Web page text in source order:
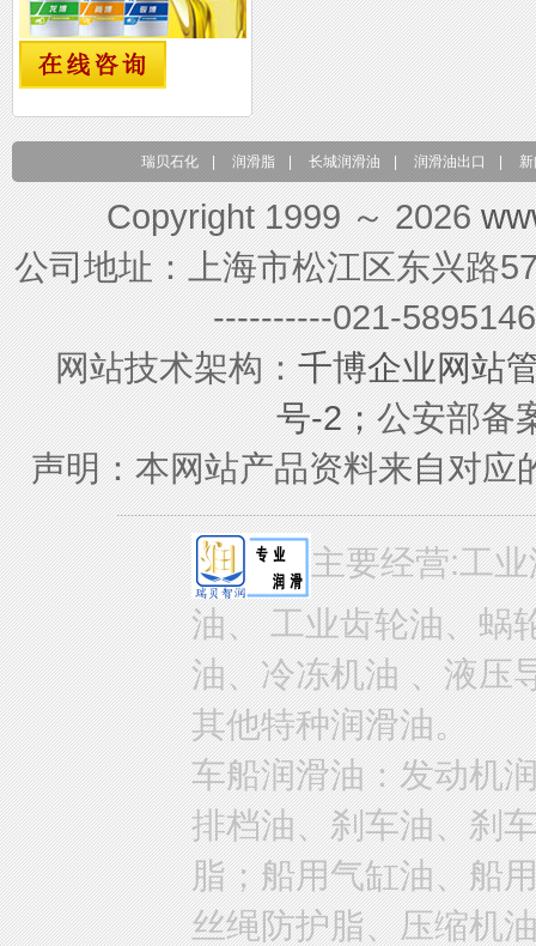
瑞贝石化 润滑脂 长城润滑油 润滑油出口
Copyright 1999 ～ 2026
公司地址：上海市松江区东兴路
----------021-
网站技术架构：千博企业网站
号-2；公安部备
声明：本网站产品资料来自对
主要经营:工
油、 工业齿轮油、蜗
油、冷冻机油 、液压
其他特种润滑油。
车船润滑油：发动机
排档油、刹车油、刹
脂；船用气缸油、船
丝绳防护脂、压缩机